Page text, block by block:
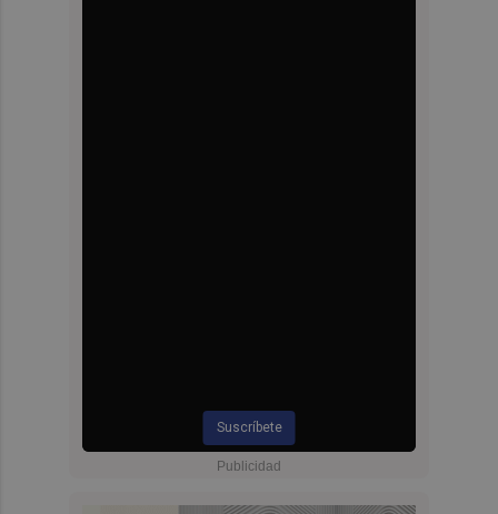
Suscríbete